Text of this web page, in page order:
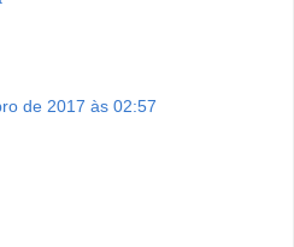
de 2017 às 02:57